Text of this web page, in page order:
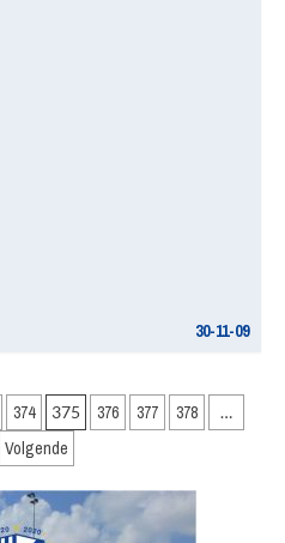
30-11-09
374 375 376 377 378 …
Volgende